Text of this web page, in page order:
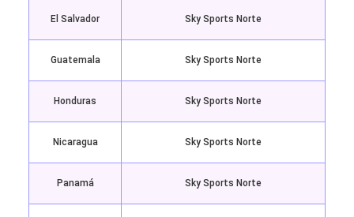
El Salvador Sky Sports Norte
Guatemala Sky Sports Norte
Honduras Sky Sports Norte
Nicaragua Sky Sports Norte
Panamá Sky Sports Norte